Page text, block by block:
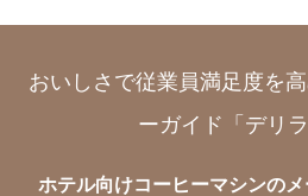
おいしさで従業員満足度を
ーガイド「デリラ
ホテル向けコーヒーマシンの